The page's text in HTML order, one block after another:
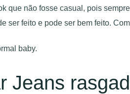
que não fosse casual, pois
ser feito e pode ser bem feito.
baby.
Jeans